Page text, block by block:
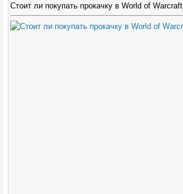
Стоит ли покупать прокачку в World of Warcraft